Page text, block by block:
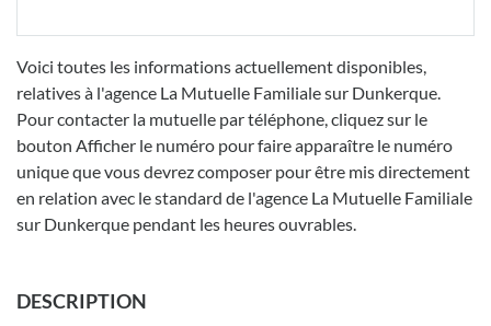
Voici toutes les informations actuellement disponibles,
relatives à l'agence La Mutuelle Familiale sur Dunkerque.
Pour contacter la mutuelle par téléphone, cliquez sur le
bouton Afficher le numéro pour faire apparaître le numéro
unique que vous devrez composer pour être mis directement
en relation avec le standard de l'agence La Mutuelle Familiale
sur Dunkerque pendant les heures ouvrables.
DESCRIPTION